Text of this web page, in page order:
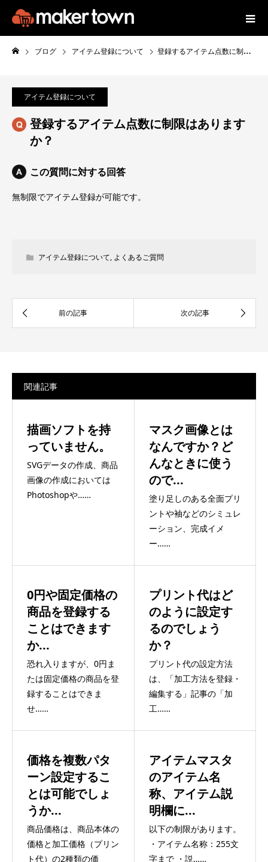
ブログ アイテム登録について 登録するアイテム点数に制限はありますか？
アイテム登録について
登録するアイテム点数に制限はあります
か？
この質問に対する回答
無制限でアイテム登録が可能です。
アイテム登録について, よくあるご質問
関連記事
描画ソフトを持
っていません。
SVGデータの作成、商品
画像の作成においては
Photoshopや……
マスク画像とは
なんですか？ど
んなときに使う
ので...
塗り足しのある全面プリ
ントや袖などのシミュレ
ーション、完成イメ
ー……
0円や固定価格の
商品を登録する
ことはできます
か...
恐れ入りますが、0円ま
たは固定価格の商品を登
録することはできま
せ……
プリント代はど
のように設定す
るのでしょう
か？
プリント代の設定方法
は、「加工方法を登録・
編集する」記事の「加
工……
価格を複数パタ
ーン設定するこ
とは可能でしょ
うか...
商品価格は、商品本体の
価格と加工価格（プリン
ト代）の2種類の価
アイテムマスタ
のアイテム名
称、アイテム説
明欄に...
以下の制限があります。
・アイテム名称：255文
字まで ・説……